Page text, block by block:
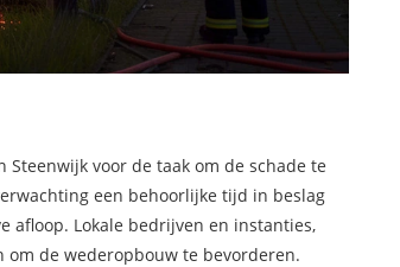
voor de taak om de schade te
een behoorlijke tijd in beslag
afloop. Lokale bedrijven en instanties,
de wederopbouw te bevorderen.